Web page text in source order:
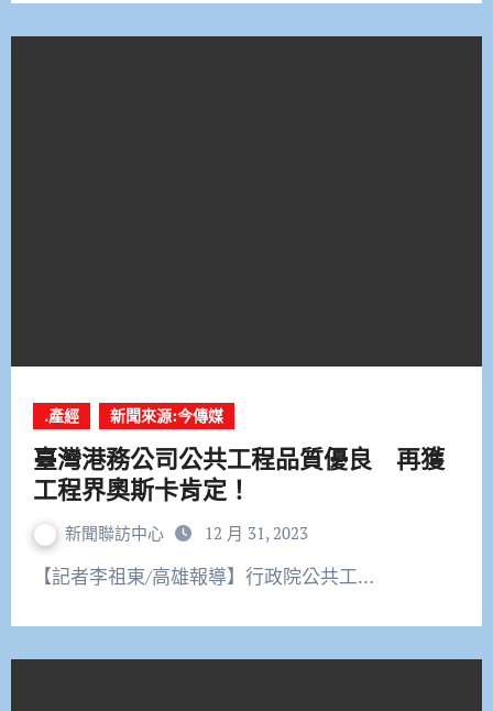
.產經 新聞來源:今傳媒
臺灣港務公司公共工程品質優良 再獲
工程界奧斯卡肯定！
新聞聯訪中心 12 月 31, 2023
【記者李祖東/高雄報導】行政院公共工…